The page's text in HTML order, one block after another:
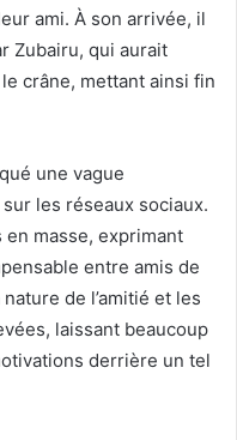
ami. À son arrivée, il
Zubairu, qui aurait
crâne, mettant ainsi fin
une vague
les réseaux sociaux.
masse, exprimant
entre amis de
de l’amitié et les
laissant beaucoup
derrière un tel